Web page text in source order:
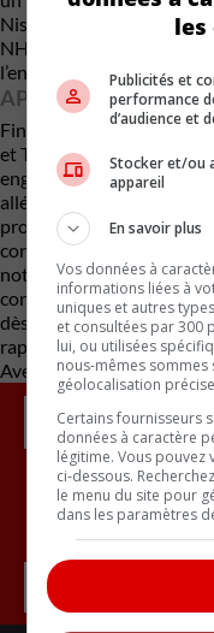
Nissan a rapidement
NHTSA a demandé des
l’enquête menée par
APRÈS ENQUÊTE,
Finalement, en juin
et Titan pouvaient être
engagement intermittent.
allégations de blessures
problème particulier est
concessionnaires seront
notification provisoires
concernés connus le 20
dès que le remède sera
rappelés, produits entre
Avec des
les
Publicités et
performance
d’audience et
Stocker et/ou
appareil
En savoir plus
Vos données à
informations liées à
uniques et autres
et consultées par 300
lui, ou utilisées
nous-mêmes
géolocalisation
Certains fournisseurs
données à caractère
légitime. Vous
ci-dessous.
le menu du site pour
dans les paramètres